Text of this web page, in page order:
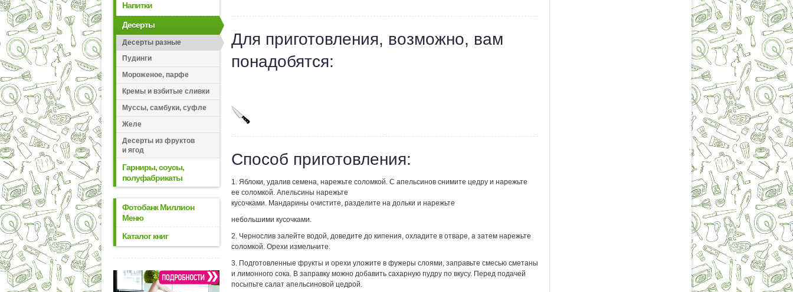
Напитки
Десерты
Десерты разные
Пудинги
Мороженое, парфе
Кремы и взбитые сливки
Муссы, самбуки, суфле
Желе
Десерты из фруктов
и ягод
Гарниры, соусы,
полуфабрикаты
Фотобанк Миллион
Меню
Каталог книг
Для приготовления, возможно, вам
понадобятся:
Способ приготовления:
1. Яблоки, удалив семена, нарежьте соломкой. С апельсинов снимите цедру и нарежьте
ее соломкой. Апельсины нарежьте
кусочками. Мандарины очистите, разделите на дольки и нарежьте
небольшими кусочками.
2. Чернослив залейте водой, доведите до кипения, охладите в отваре, а затем нарежьте
соломкой. Орехи измельчите.
3. Подготовленные фрукты и орехи уложите в фужеры слоями, заправьте смесью сметаны
и лимонного сока. В заправку можно добавить сахарную пудру по вкусу. Перед подачей
посыпьте салат апельсиновой цедрой.